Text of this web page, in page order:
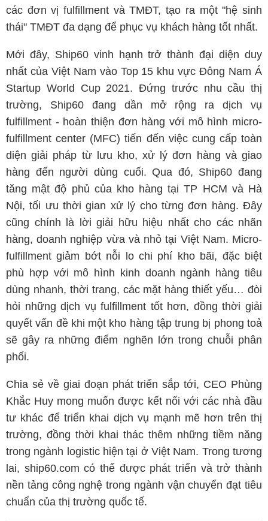
các đơn vị fulfillment và TMĐT, tạo ra một "hệ sinh
thái" TMĐT đa dạng để phục vụ khách hàng tốt nhất.
Mới đây, Ship60 vinh hạnh trở thành đại diện duy
nhất của Việt Nam vào Top 15 khu vực Đông Nam Á
Startup World Cup 2021. Đứng trước nhu cầu thị
trường, Ship60 đang dần mở rộng ra dịch vụ
fulfillment - hoàn thiện đơn hàng với mô hình micro-
fulfillment center (MFC) tiến đến việc cung cấp toàn
diện giải pháp từ lưu kho, xử lý đơn hàng và giao
hàng đến người dùng cuối. Qua đó, Ship60 đang
tăng mật độ phủ của kho hàng tại TP HCM và Hà
Nội, tối ưu thời gian xử lý cho từng đơn hàng. Đây
cũng chính là lời giải hữu hiệu nhất cho các nhãn
hàng, doanh nghiệp vừa và nhỏ tại Việt Nam. Micro-
fulfillment giảm bớt nỗi lo chi phí kho bãi, đặc biệt
phù hợp với mô hình kinh doanh ngành hàng tiêu
dùng nhanh, thời trang, các mặt hàng thiết yếu… đòi
hỏi những dịch vụ fulfillment tốt hơn, đồng thời giải
quyết vấn đề khi một kho hàng tập trung bị phong toả
sẽ gây ra những điểm nghẽn lớn trong chuỗi phân
phối.
Chia sẻ về giai đoạn phát triển sắp tới, CEO Phùng
Khắc Huy mong muốn được kết nối với các nhà đầu
tư khác để triển khai dịch vụ mạnh mẽ hơn trên thị
trường, đồng thời khai thác thêm những tiềm năng
trong ngành logistic hiện tại ở Việt Nam. Trong tương
lai, ship60.com có thể được phát triển và trở thành
nền tảng công nghệ trong ngành vận chuyển đạt tiêu
chuẩn của thị trường quốc tế.